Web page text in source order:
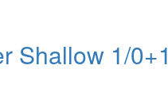
Shallow 1/0+1